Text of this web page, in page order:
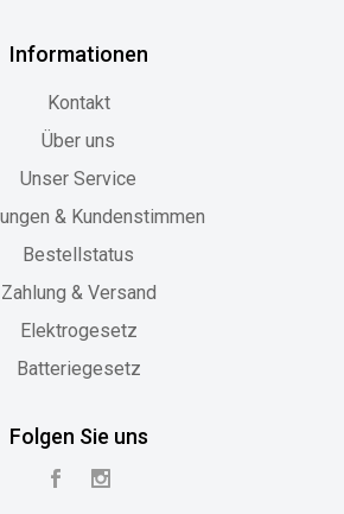
Informationen
Kontakt
Über uns
Unser Service
& Kundenstimmen
Bestellstatus
Zahlung & Versand
Elektrogesetz
Batteriegesetz
Folgen Sie uns